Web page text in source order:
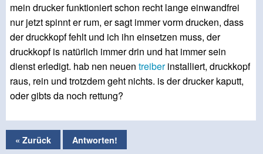
mein drucker funktioniert schon recht lange einwandfrei
nur jetzt spinnt er rum, er sagt immer vorm drucken, dass
der druckkopf fehlt und ich ihn einsetzen muss, der
druckkopf is natürlich immer drin und hat immer sein
dienst erledigt. hab nen neuen treiberinstalliert, druckkopf
raus, rein und trotzdem geht nichts. is der drucker kaputt,
oder gibts da noch rettung?
« Zurück Antworten!